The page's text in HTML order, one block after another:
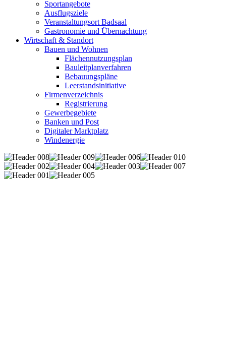
Sportangebote
Ausflugsziele
Veranstaltungsort Badsaal
Gastronomie und Übernachtung
Wirtschaft & Standort
Bauen und Wohnen
Flächennutzungsplan
Bauleitplanverfahren
Bebauungspläne
Leerstandsinitiative
Firmenverzeichnis
Registrierung
Gewerbegebiete
Banken und Post
Digitaler Marktplatz
Windenergie